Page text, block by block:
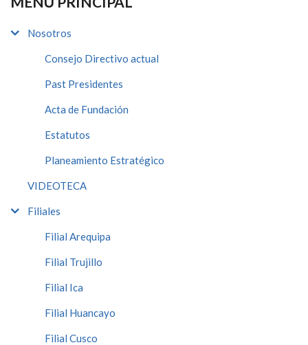
Nosotros
Consejo Directivo actual
Past Presidentes
Acta de Fundación
Estatutos
Planeamiento Estratégico
VIDEOTECA
Filiales
Filial Arequipa
Filial Trujillo
Filial Ica
Filial Huancayo
Filial Cusco